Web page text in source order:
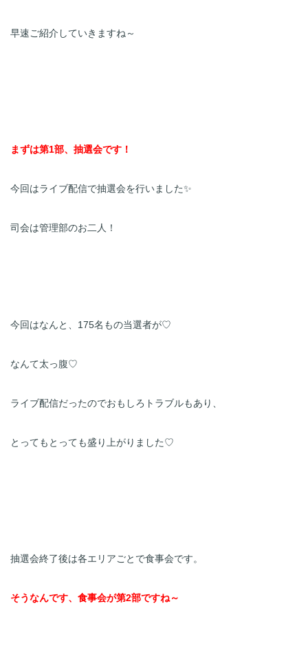
早速ご紹介していきますね～
まずは第1部、抽選会です！
今回はライブ配信で抽選会を行いました✨
司会は管理部のお二人！
今回はなんと、175名もの当選者が♡
なんて太っ腹♡
ライブ配信だったのでおもしろトラブルもあり、
とってもとっても盛り上がりました♡
抽選会終了後は各エリアごとで食事会です。
そうなんです、食事会が第2部ですね～